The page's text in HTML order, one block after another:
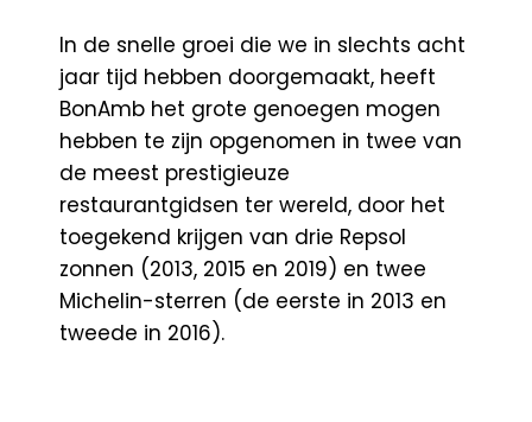
In de snelle groei die we in slechts acht
jaar tijd hebben doorgemaakt, heeft
BonAmb het grote genoegen mogen
hebben te zijn opgenomen in twee van
de meest prestigieuze
restaurantgidsen ter wereld, door het
toegekend krijgen van drie Repsol
zonnen (2013, 2015 en 2019) en twee
Michelin-sterren (de eerste in 2013 en
tweede in 2016).